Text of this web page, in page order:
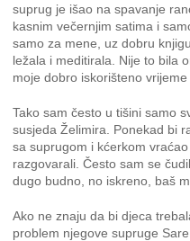
suprug je išao na spavanje
kasnim večernjim satima i
samo za mene, uz dobru
ležala i meditirala. Nije to bila
moje dobro iskorišteno vrijeme
Tako sam često u tišini samo
susjeda Želimira. Ponekad bi
sa suprugom i kćerkom
razgovarali. Često sam se
dugo budno, no iskreno, baš
Ako ne znaju da bi djeca
problem njegove supruge